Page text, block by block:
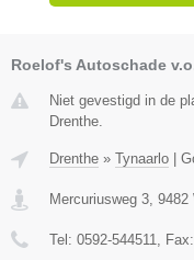
Roelof's Autoschade
Niet gevestigd in de
Drenthe.
Drenthe » Tynaarlo |
Mercuriusweg 3 9482
Tel: 0592-544511 , Fax: